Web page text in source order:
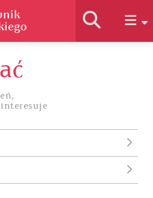
słownika
korzystać